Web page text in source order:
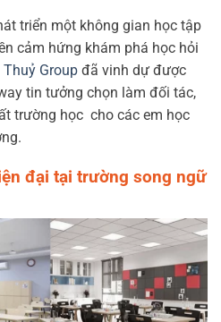
triển một không gian học tập
cảm hứng khám phá học hỏi
Thuỷ Group đã vinh dự được
tin tưởng chọn làm đối tác,
trường học cho các em học
đại tại trường song ngữ